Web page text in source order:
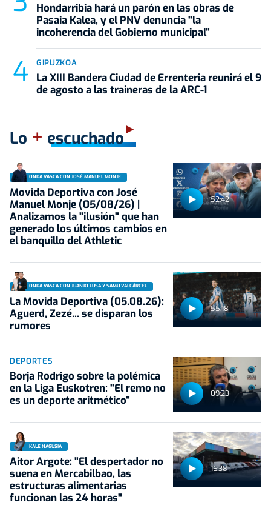
Hondarribia hará un parón en las obras de
Pasaia Kalea, y el PNV denuncia "la
incoherencia del Gobierno municipal"
GIPUZKOA
La XIII Bandera Ciudad de Errenteria reunirá el 9
de agosto a las traineras de la ARC-1
Lo + escuchado
52:42
ONDA VASCA CON JOSÉ MANUEL MONJE
Movida Deportiva con José
Manuel Monje (05/08/26) |
Analizamos la "ilusión" que han
generado los últimos cambios en
el banquillo del Athletic
55:18
ONDA VASCA CON JUANJO LUSA Y SAMU VALCÁRCEL
La Movida Deportiva (05.08.26):
Aguerd, Zezé... se disparan los
rumores
09:23
DEPORTES
Borja Rodrigo sobre la polémica
en la Liga Euskotren: "El remo no
es un deporte aritmético"
16:38
KALE NAGUSIA
Aitor Argote: "El despertador no
suena en Mercabilbao, las
estructuras alimentarias
funcionan las 24 horas"